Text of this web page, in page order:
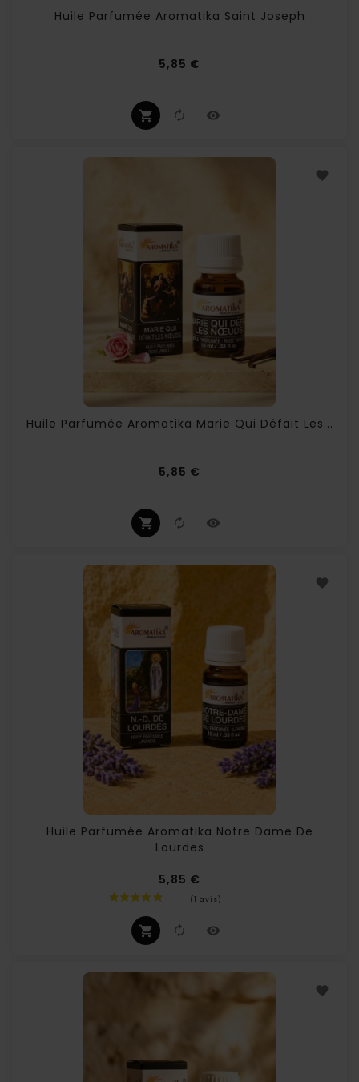
Huile Parfumée Aromatika Saint Joseph
5,85 €
Huile Parfumée Aromatika Marie Qui Défait Les...
5,85 €
Huile Parfumée Aromatika Notre Dame De
Lourdes
5,85 €